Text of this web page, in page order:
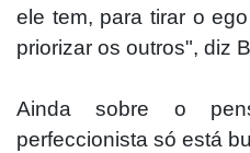
ele tem, para tirar o
priorizar os outros", diz
Ainda sobre o
perfeccionista só está